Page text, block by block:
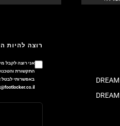
רוצה להיות
אני רוצה לקבל
באפשרותי לבטל